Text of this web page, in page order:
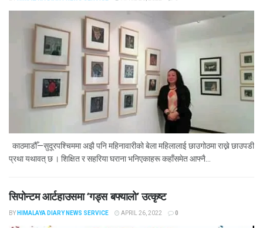
काठमाडौँ—सुदूरपश्चिममा अझै पनि महिनावारीको बेला महिलालाई छाउगोठमा राख्ने छाउपडी
प्रथा यथावत् छ । शिक्षित र सहरिया घराना भनिएकाहरू कहाँसमेत आफ्नै...
सिपोन्टम आर्टहाउसमा ‘गड्स बफ्यालो’ उत्कृष्ट
BY HIMALAYA DIARY NEWS SERVICE APRIL 26, 2022 0